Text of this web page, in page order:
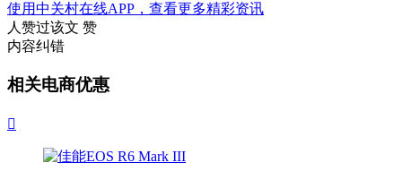
使用中关村在线APP，查看更多精彩资讯
人赞过该文 赞
内容纠错
相关电商优惠
